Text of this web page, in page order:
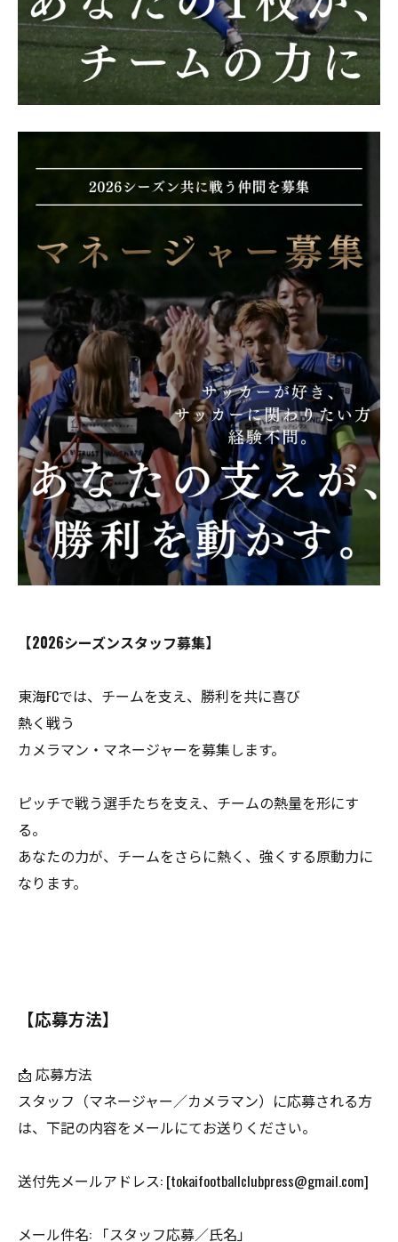
【2026シーズンスタッフ募集】
東海FCでは、チームを支え、勝利を共に喜び
熱く戦う
カメラマン・マネージャーを募集します。
ピッチで戦う選手たちを支え、チームの熱量を形にす
る。
あなたの力が、チームをさらに熱く、強くする原動力に
なります。
【応募方法】
📩 応募方法
スタッフ（マネージャー／カメラマン）に応募される方
は、下記の内容をメールにてお送りください。
送付先メールアドレス: [tokaifootballclubpress@gmail.com]
メール件名: 「スタッフ応募／氏名」